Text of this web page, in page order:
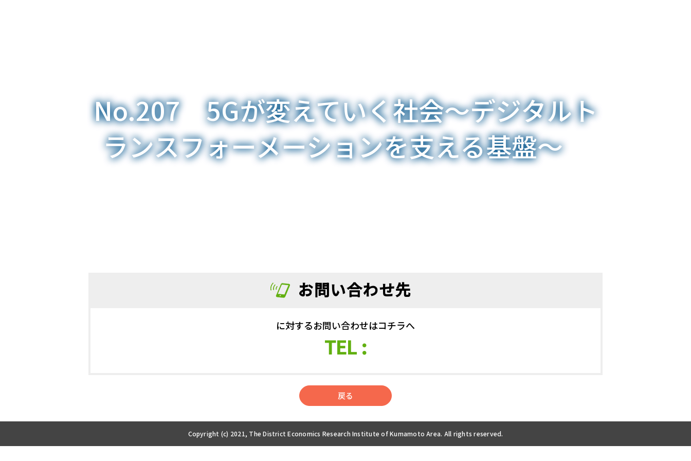
No.207 5Gが変えていく社会～デジタルト
ランスフォーメーションを支える基盤～
お問い合わせ先
に対するお問い合わせはコチラへ
TEL :
戻る
Copyright (c) 2021, The District Economics Research Institute of Kumamoto Area. All rights reserved.